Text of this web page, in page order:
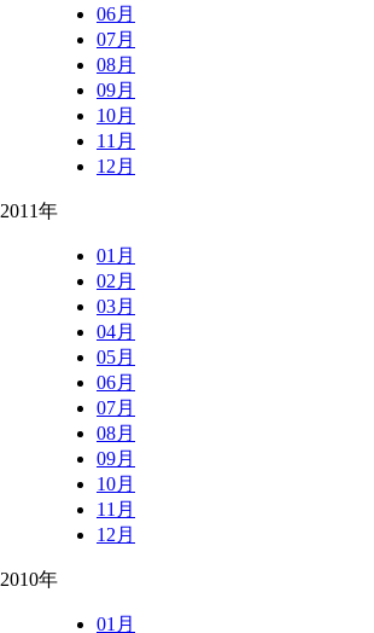
06月
07月
08月
09月
10月
11月
12月
2011年
01月
02月
03月
04月
05月
06月
07月
08月
09月
10月
11月
12月
2010年
01月